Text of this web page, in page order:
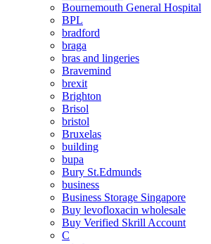
Bournemouth General Hospital
BPL
bradford
braga
bras and lingeries
Bravemind
brexit
Brighton
Brisol
bristol
Bruxelas
building
bupa
Bury St.Edmunds
business
Business Storage Singapore
Buy levofloxacin wholesale
Buy Verified Skrill Account
C